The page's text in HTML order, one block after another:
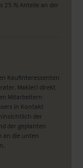
25 % Anteile an der
Kaufinteressenten
Makler) direkt
Mitarbeitern
in Kontakt
der
der geplanten
an die unten